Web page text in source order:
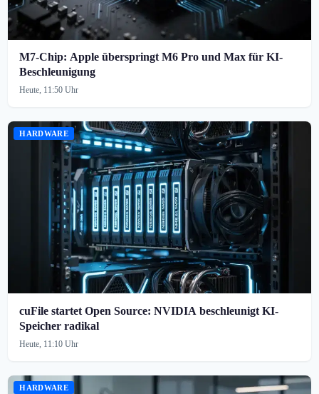
M7-Chip: Apple überspringt M6 Pro und Max für KI-
Beschleunigung
Heute, 11:50 Uhr
HARDWARE
cuFile startet Open Source: NVIDIA beschleunigt KI-
Speicher radikal
Heute, 11:10 Uhr
HARDWARE